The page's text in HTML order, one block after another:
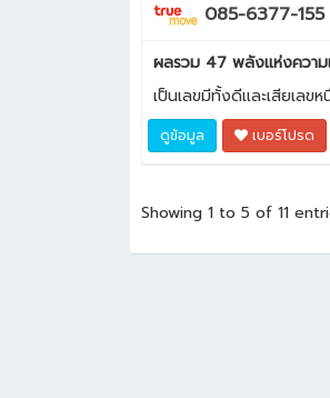
085-6377-
ผลรวม 47 พลังแห่งความ
เป็นเลขมีทั้งดีและเสียเลข
ดูข้อมูล เบอร์โปรด
Showing 1 to 5 of 11